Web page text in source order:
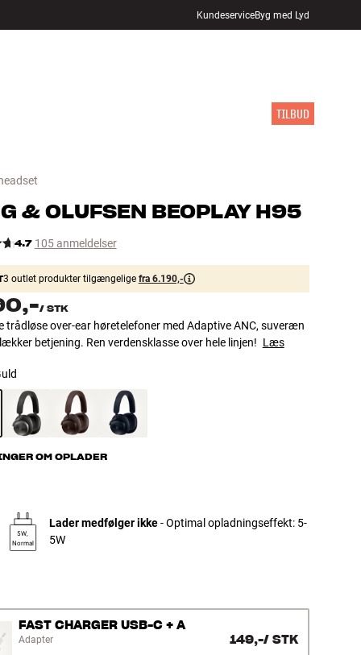
KundeserviceByg med Lyd
TILBUD
& OLUFSEN BEOPLAY H95
4.7 105 anmeldelser
3 outlet produkter tilgængelige fra 6.190,-
/ STK
trådløse over-ear høretelefoner med Adaptive ANC, suveræn
betjening. Ren verdensklasse over hele linjen! Læs
OM OPLADER
5W,
Normal
Lader medfølger ikke- Optimal opladningseffekt: 5-
5W
FAST CHARGER USB-C + A
Adapter 149,-/ STK